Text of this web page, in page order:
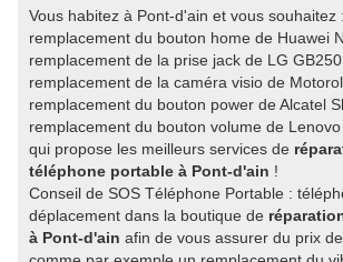
Vous habitez à Pont-d'ain et vous souhaitez
remplacement du bouton home de Huawei
remplacement de la prise jack de LG
remplacement de la caméra visio de
remplacement du bouton power de Alcatel
remplacement du bouton volume de
qui propose les meilleurs services de
téléphone portable à Pont-d'ain !
Conseil de SOS Téléphone Portable :
déplacement dans la boutique de
à Pont-d'ain afin de vous assurer du prix